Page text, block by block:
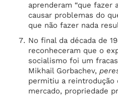
aprenderam “que fazer
causar problemas do
que não fazer nada
No final da década de
reconheceram que o
socialismo foi um
Mikhail Gorbachev,
permitiu a reintrodução
mercado, propriedade